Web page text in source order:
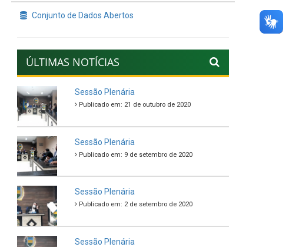
Conjunto de Dados Abertos
ÚLTIMAS NOTÍCIAS
Sessão Plenária
Publicado em: 21 de outubro de 2020
Sessão Plenária
Publicado em: 9 de setembro de 2020
Sessão Plenária
Publicado em: 2 de setembro de 2020
Sessão Plenária